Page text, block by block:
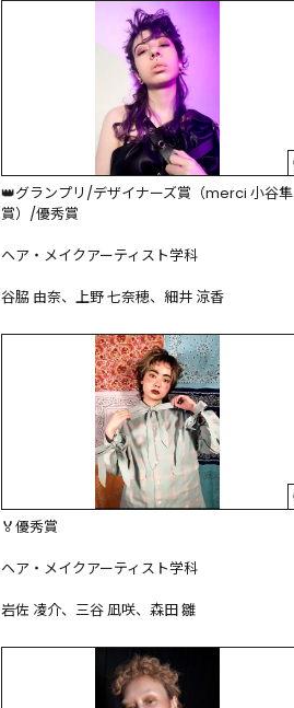
👑グランプリ/デザイナーズ賞（merci 小谷隼
賞）/優秀賞
ヘア・メイクアーティスト学科
谷脇 由奈、上野 七奈穂、細井 涼香
🏅優秀賞
ヘア・メイクアーティスト学科
岩佐 凌介、三谷 凪咲、森田 雛